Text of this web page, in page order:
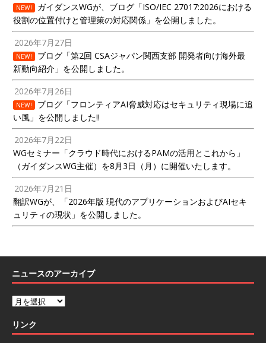
NEW!
ガイダンスWGが、ブログ「ISO/IEC 27017:2026における
役割の位置付けと管理策の対応関係」を公開しました。
2026年7月27日
NEW!
ブログ「第2回 CSAジャパン関西支部 開発者向け海外最
新動向紹介」を公開しました。
2026年7月26日
NEW!
ブログ「フロンティアAI脅威対応はセキュリティ現場に追
い風」を公開しました!!
2026年7月22日
WGセミナー「クラウド時代におけるPAMの活用とこれから」
（ガイダンスWG主催）を8月3日（月）に開催いたします。
2026年7月21日
翻訳WGが、「2026年版 現代のアプリケーションおよびAIセキ
ュリティの現状」を公開しました。
ニュースのアーカイブ
リンク